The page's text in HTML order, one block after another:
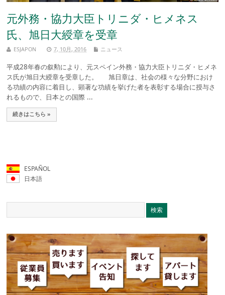
元外務・協力大臣トリニダ・ヒメネス
氏、旭日大綬章を受章
ESJAPON 7, 10月, 2016 ニュース
平成28年春の叙勲により、元スペイン外務・協力大臣トリニダ・ヒメネ
ス氏が旭日大綬章を受章した。 旭日章は、社会の様々な分野におけ
る功績の内容に着目し、顕著な功績を挙げた者を表彰する場合に授与さ
れるもので、日本との国際 ...
続きはこちら »
ESPAÑOL
日本語